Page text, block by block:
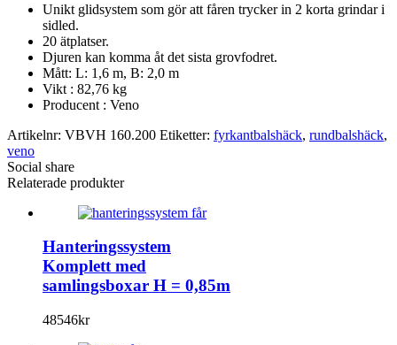
Unikt glidsystem som gör att fåren trycker in 2 korta grindar i
sidled.
20 ätplatser.
Djuren kan komma åt det sista grovfodret.
Mått: L: 1,6 m, B: 2,0 m
Vikt : 82,76 kg
Producent : Veno
Artikelnr: VBVH 160.200 Etiketter: fyrkantbalshäck, rundbalshäck,
veno
Social share
Relaterade produkter
Hanteringssystem
Komplett med
samlingsboxar H = 0,85m
48546kr